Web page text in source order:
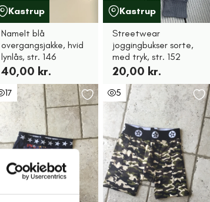
Kastrup
NameIt blå
overgangsjakke, hvid
lynlås, str. 146
40,00 kr.
Kastrup
Streetwear
joggingbukser sorte,
med tryk, str. 152
20,00 kr.
17 5